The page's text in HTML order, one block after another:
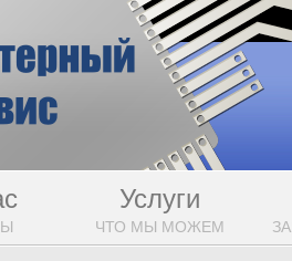
Услуги
ЧТО МЫ МОЖЕМ